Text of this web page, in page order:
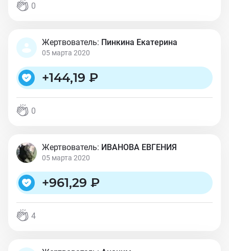
0
Жертвователь: Пинкина Екатерина
05 марта 2020
+144,19 ₽
0
Жертвователь: ИВАНОВА ЕВГЕНИЯ
05 марта 2020
+961,29 ₽
4